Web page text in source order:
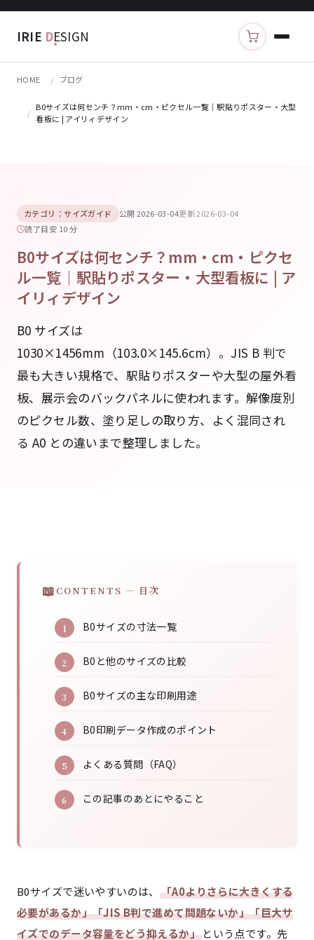
IRIE DESIGN カートを見る
HOME ブログ
B0サイズは何センチ？mm・cm・ピクセル一覧｜駅貼りポスター・大型
看板に | アイリィデザイン
カテゴリ：サイズガイド 公開 2026-03-04更新 2026-03-04
読了目安 10 分
B0サイズは何センチ？mm・cm・ピクセ
ル一覧｜駅貼りポスター・大型看板に | ア
イリィデザイン
B0 サイズは
1030×1456mm（103.0×145.6cm）。JIS B 判で
最も大きい規格で、駅貼りポスターや大型の屋外看
板、展示会のバックパネルに使われます。解像度別
のピクセル数、塗り足しの取り方、よく混同され
る A0 との違いまで整理しました。
CONTENTS — 目次
B0サイズの寸法一覧
B0と他のサイズの比較
B0サイズの主な印刷用途
B0印刷データ作成のポイント
よくある質問（FAQ）
この記事のあとにやること
B0サイズで迷いやすいのは、 「A0よりさらに大きくする
必要があるか」「JIS B判で進めて問題ないか」「巨大サ
イズでのデータ容量をどう抑えるか」 という点です。先